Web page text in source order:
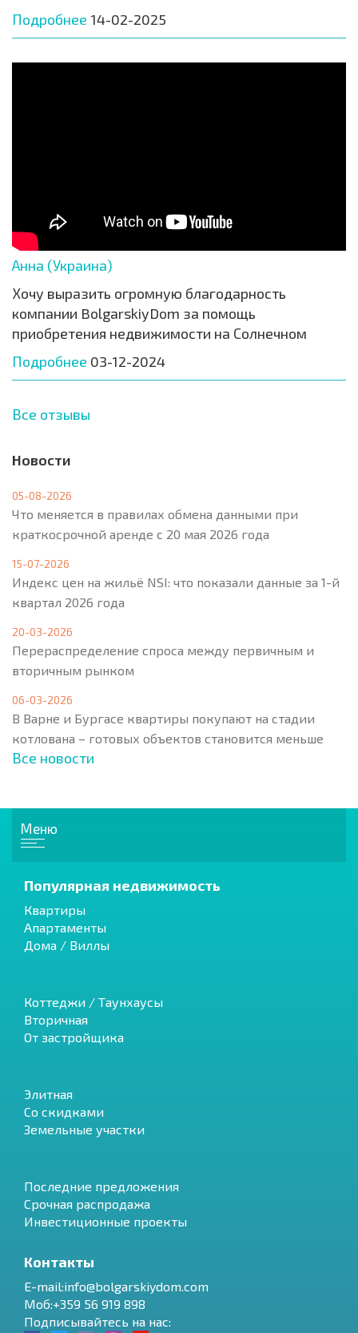
Подробнее 14-02-2025
Анна (Украина)
Хочу выразить огромную благодарность
компании BolgarskiyDom за помощь
приобретения недвижимости на Солнечном
Подробнее 03-12-2024
Все отзывы
Новости
05-08-2026
Что меняется в правилах обмена данными при
краткосрочной аренде с 20 мая 2026 года
15-07-2026
Индекс цен на жильё NSI: что показали данные за 1-й
квартал 2026 года
20-03-2026
Перераспределение спроса между первичным и
вторичным рынком
06-03-2026
В Варне и Бургасе квартиры покупают на стадии
котлована – готовых объектов становится меньше
Все новости
Меню
Популярная недвижимость
Квартиры
Апартаменты
Дома / Виллы
Коттеджи / Таунхаусы
Вторичная
От застройщика
Элитная
Со скидками
Земельные участки
Последние предложения
Срочная распродажа
Инвестиционные проекты
Контакты
E-mail:info@bolgarskiydom.com
Моб:+359 56 919 898
Подписывайтесь на нас: